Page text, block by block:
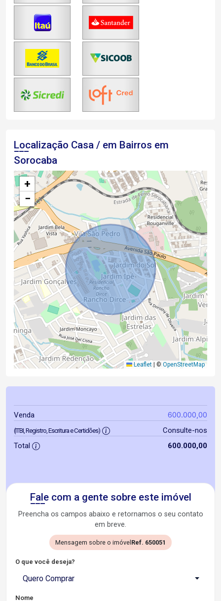
Localização Casa / em Bairros em
Sorocaba
+
−
Leaflet © OpenStreetMap
Venda 600.000,00
(ITBI, Registro, Escritura e Certidões)
Consulte-nos
Total
600.000,00
Fale com a gente sobre este imóvel
Preencha os campos abaixo e retornamos o seu contato
em breve.
Mensagem sobre o imóvel Ref. 650051
O que você deseja?
Quero Comprar
Nome